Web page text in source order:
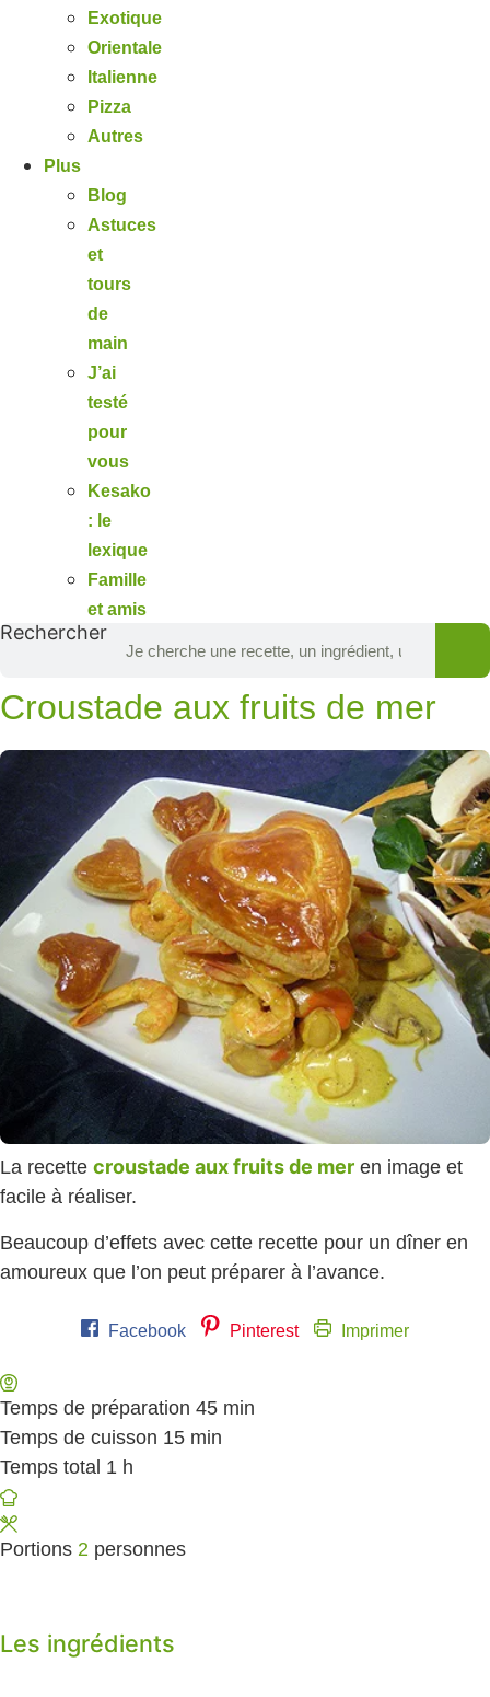
Exotique
Orientale
Italienne
Pizza
Autres
Plus
Blog
Astuces
et
tours
de
main
J’ai
testé
pour
vous
Kesako
: le
lexique
Famille
et amis
Rechercher
Croustade aux fruits de mer
La recette croustade aux fruits de mer en image et
facile à réaliser.
Beaucoup d’effets avec cette recette pour un dîner en
amoureux que l’on peut préparer à l’avance.
Facebook Pinterest Imprimer
Temps de préparation 45 minutes
min
Temps de cuisson 15 minutes
min
Temps total 1 heure
h
Portions 2 personnes
Les ingrédients